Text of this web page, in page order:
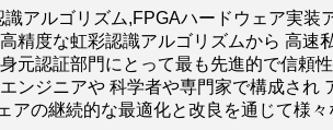
アルゴリズム,FPGAハードウェア実
精度な虹彩認識アルゴリズムから 高速
元認証部門にとって最も先進的で信頼
ンジニアや 科学者や専門家で構成され
アの継続的な最適化と改良を通じて様